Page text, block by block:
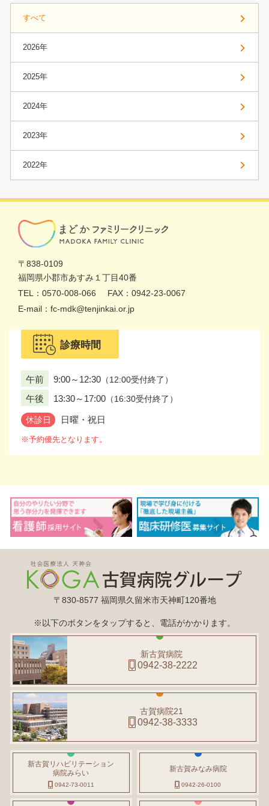
すべて
2026年
2025年
2024年
2023年
2022年
〒838-0109
福岡県小郡市あすみ１丁目40番
TEL：0570-008-066
FAX：0942-23-0067
E-mail：fc-mdk@tenjinkai.or.jp
診療時間
午前 9:00～12:30 （12:00受付終了）
午後 13:30～17:00 （16:30受付終了）
休診日 日曜・祝日
※予約優先となります。
〒830-8577 福岡県久留米市天神町120番地
※以下のボタンをタップすると、電話がかかります。
新古賀病院
0942-38-2222
古賀病院21
0942-38-3333
新古賀リハビリテーション
病院みらい
0942-73-0011
新古賀みなみ病院
0942-26-0100